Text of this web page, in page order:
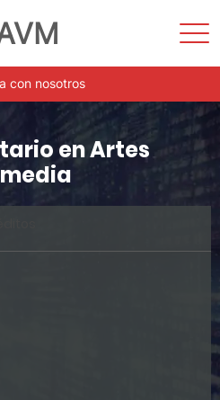
con nosotros
en Artes